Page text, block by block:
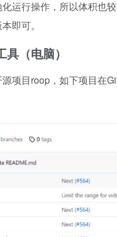
运行操作，所以体积也
即可。
（电脑）
项目roop，如下项目在